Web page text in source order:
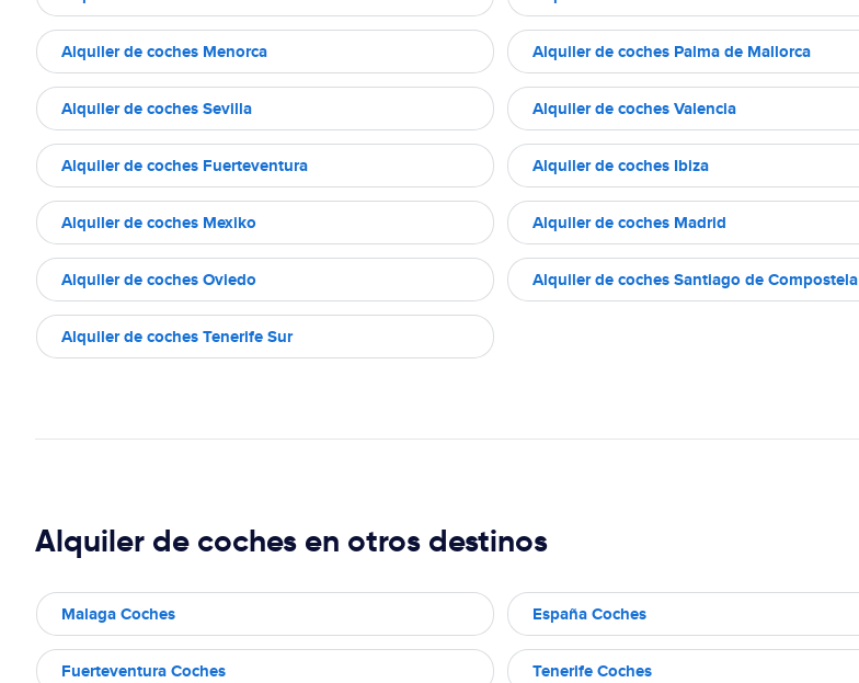
Alquiler de coches Menorca Alquiler de coches Palma de Mallorca
Alquiler de coches Sevilla Alquiler de coches Valencia
Alquiler de coches Fuerteventura Alquiler de coches Ibiza
Alquiler de coches Mexiko Alquiler de coches Madrid
Alquiler de coches Oviedo Alquiler de coches Santiago de Compostela
Alquiler de coches Tenerife Sur
Alquiler de coches en otros destinos
Malaga Coches España Coches
Fuerteventura Coches Tenerife Coches